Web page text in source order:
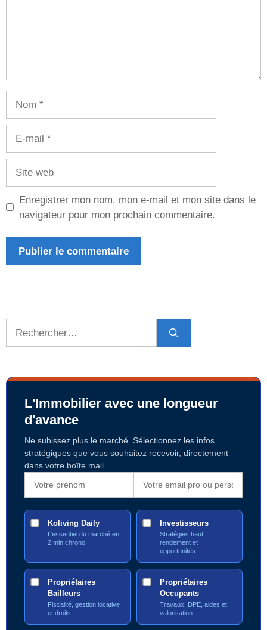
Enregistrer mon nom, mon e-mail et mon site dans le
navigateur pour mon prochain commentaire.
L'Immobilier avec une longueur
d'avance
Ne subissez plus le marché. Sélectionnez les infos
stratégiques que vous souhaitez recevoir, directement
dans votre boîte mail.
Koliving Daily
L’essentiel du marché en
2 min chrono.
Investisseurs
Stratégies haut
rendement et
opportunités.
Propriétaires
Bailleurs
Fiscalité, gestion locative
et droits.
Propriétaires
Occupants
Travaux, DPE, aides et
valorisation.